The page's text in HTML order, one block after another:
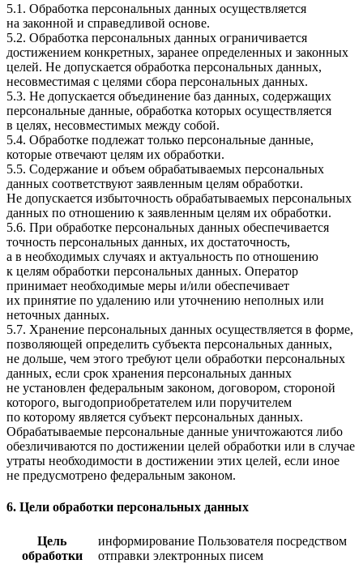
5.1. Обработка персональных данных осуществляется
на законной и справедливой основе.
5.2. Обработка персональных данных ограничивается
достижением конкретных, заранее определенных и законных
целей. Не допускается обработка персональных данных,
несовместимая с целями сбора персональных данных.
5.3. Не допускается объединение баз данных, содержащих
персональные данные, обработка которых осуществляется
в целях, несовместимых между собой.
5.4. Обработке подлежат только персональные данные,
которые отвечают целям их обработки.
5.5. Содержание и объем обрабатываемых персональных
данных соответствуют заявленным целям обработки.
Не допускается избыточность обрабатываемых персональных
данных по отношению к заявленным целям их обработки.
5.6. При обработке персональных данных обеспечивается
точность персональных данных, их достаточность,
а в необходимых случаях и актуальность по отношению
к целям обработки персональных данных. Оператор
принимает необходимые меры и/или обеспечивает
их принятие по удалению или уточнению неполных или
неточных данных.
5.7. Хранение персональных данных осуществляется в форме,
позволяющей определить субъекта персональных данных,
не дольше, чем этого требуют цели обработки персональных
данных, если срок хранения персональных данных
не установлен федеральным законом, договором, стороной
которого, выгодоприобретателем или поручителем
по которому является субъект персональных данных.
Обрабатываемые персональные данные уничтожаются либо
обезличиваются по достижении целей обработки или в случае
утраты необходимости в достижении этих целей, если иное
не предусмотрено федеральным законом.
6. Цели обработки персональных данных
Цель
обработки
информирование Пользователя посредством
отправки электронных писем